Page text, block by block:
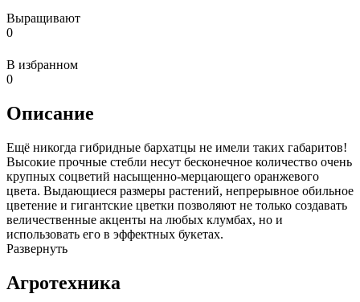
Выращивают
0
В избранном
0
Описание
Ещё никогда гибридные бархатцы не имели таких габаритов!
Высокие прочные стебли несут бесконечное количество очень
крупных соцветий насыщенно-мерцающего оранжевого
цвета. Выдающиеся размеры растений, непрерывное обильное
цветение и гигантские цветки позволяют не только создавать
величественные акценты на любых клумбах, но и
использовать его в эффектных букетах.
Развернуть
Агротехника